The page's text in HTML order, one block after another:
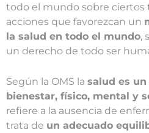
todo el mundo sobre ciertos
acciones que favorezcan un
la salud en todo el mundo,
un derecho de todo ser
Según la OMS la salud es
bienestar, físico, mental y
refiere a la ausencia de
trata de un adecuado